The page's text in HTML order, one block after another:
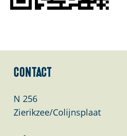
Contact
N 256
Zierikzee/Colijnsplaat